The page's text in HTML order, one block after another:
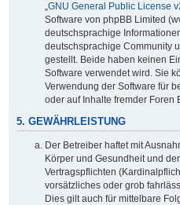
„GNU General Public License
Software von phpBB Limited
deutschsprachige
deutschsprachige Community
gestellt. Beide haben keinen
Software verwendet wird. Sie
Verwendung der Software für
oder auf Inhalte fremder Foren
5. GEWÄHRLEISTUNG
Der Betreiber haftet mit
Körper und Gesundheit und
Vertragspflichten
vorsätzliches oder grob
Dies gilt auch für mittelbare